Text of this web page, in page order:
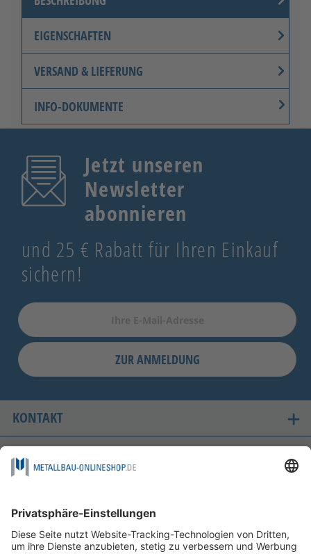
EIGENSCHAFTEN
VERSAND & LIEFERUNG
INFO-DOKUMENTE
Jetzt unseren
Newsletter
abonnieren
und 25 € Rabatt für Ihren Einkauf
sichern!
ZUR ANMELDUNG
KONTAKT
UNSERE LIEFERLÄNDER
FOLGEN SIE UNS AUF